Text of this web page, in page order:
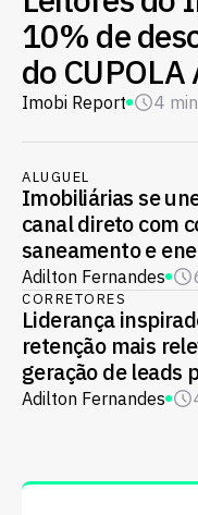
10% de
do
Imobi Report 4 min
ALUGUEL
Imobiliárias se
canal direto com
saneamento e
Adilton Fernandes
CORRETORES
Liderança
retenção mais
geração de leads
Adilton Fernandes